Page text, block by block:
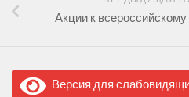
Акции к
Версия для